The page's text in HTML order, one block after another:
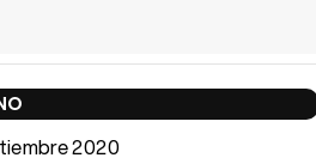
2020